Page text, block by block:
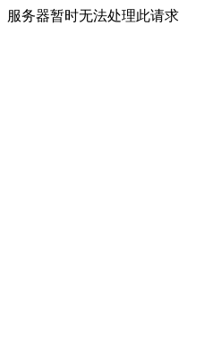
服务器暂时无法处理此请求